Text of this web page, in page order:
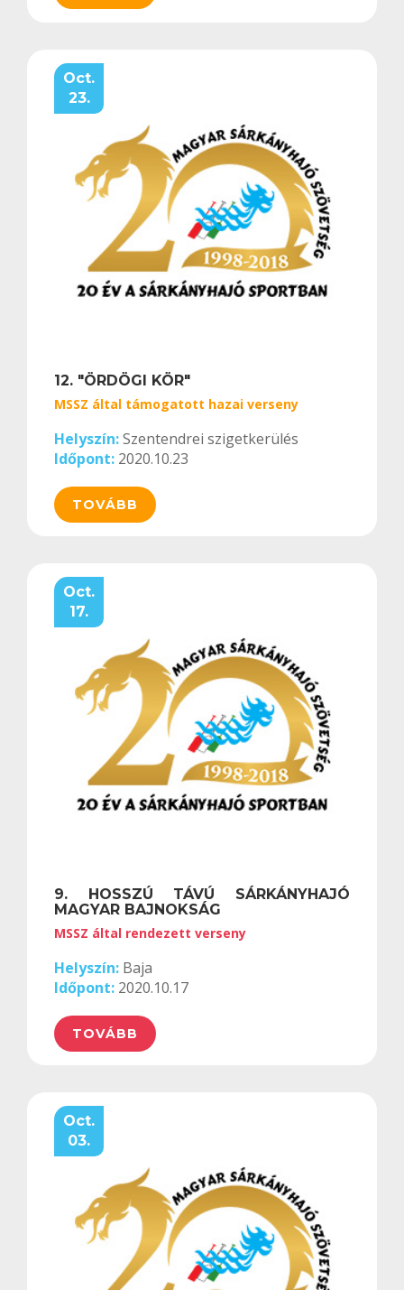
Oct.
23.
12. "ÖRDÖGI KÖR"
MSSZ által támogatott hazai verseny
Helyszín:Szentendrei szigetkerülés
Időpont: 2020.10.23
TOVÁBB
Oct.
17.
9. HOSSZÚ TÁVÚ SÁRKÁNYHAJÓ
MAGYAR BAJNOKSÁG
MSSZ által rendezett verseny
Helyszín: Baja
Időpont: 2020.10.17
TOVÁBB
Oct.
03.